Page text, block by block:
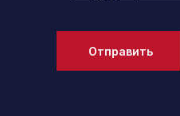
Отправить